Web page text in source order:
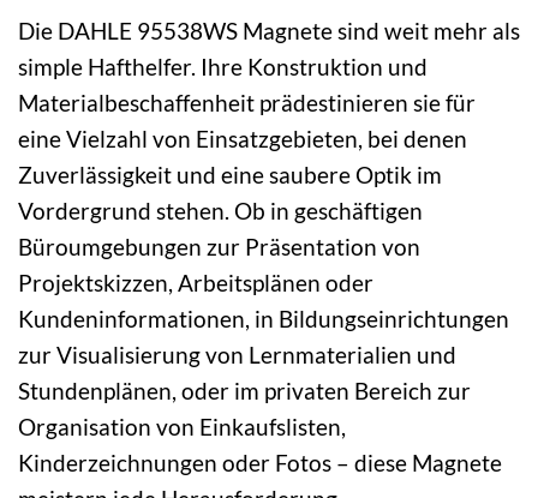
Die DAHLE 95538WS Magnete sind weit mehr als
simple Hafthelfer. Ihre Konstruktion und
Materialbeschaffenheit prädestinieren sie für
eine Vielzahl von Einsatzgebieten, bei denen
Zuverlässigkeit und eine saubere Optik im
Vordergrund stehen. Ob in geschäftigen
Büroumgebungen zur Präsentation von
Projektskizzen, Arbeitsplänen oder
Kundeninformationen, in Bildungseinrichtungen
zur Visualisierung von Lernmaterialien und
Stundenplänen, oder im privaten Bereich zur
Organisation von Einkaufslisten,
Kinderzeichnungen oder Fotos – diese Magnete